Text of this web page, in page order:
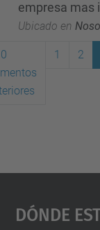
empresa mas
Ubicado en
1 2
Dónde